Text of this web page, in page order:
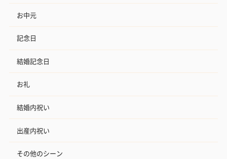
お中元
記念日
結婚記念日
お礼
結婚内祝い
出産内祝い
その他のシーン